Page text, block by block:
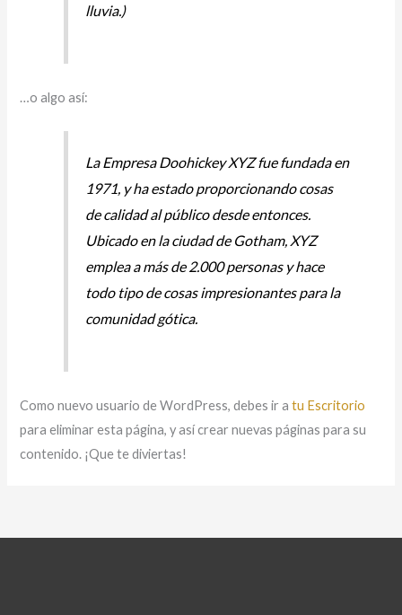
lluvia.)
…o algo así:
La Empresa Doohickey XYZ fue fundada en
1971, y ha estado proporcionando cosas
de calidad al público desde entonces.
Ubicado en la ciudad de Gotham, XYZ
emplea a más de 2.000 personas y hace
todo tipo de cosas impresionantes para la
comunidad gótica.
Como nuevo usuario de WordPress, debes ir atu Escritorio
para eliminar esta página, y así crear nuevas páginas para su
contenido. ¡Que te diviertas!